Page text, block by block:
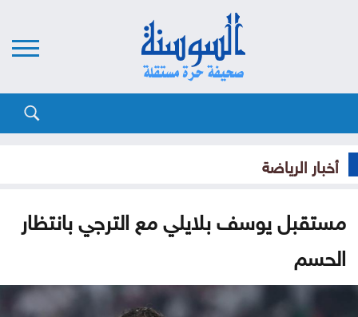
أخبار الرياضة
مستقبل يوسف بلايلي مع الترجي بانتظار
الحسم